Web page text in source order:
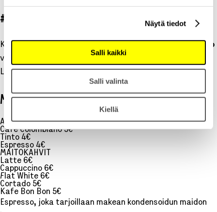
Näytä tiedot
Salli kaikki
Salli valinta
Kiellä
#SWEET
Kiertävästä pakettiautostaan tunnettu
KAFE Colombiano
valmistaa aitoa kahvia kolumbialaisella tavalla.
La magia de compartir – jakamisen taika.
MENU
AITO KOLUMBIALAINEN KAHVI
Café Colombiano 5€
Tinto 4€
Espresso 4€
MAITOKAHVIT
Latte 6€
Cappuccino 6€
Flat White 6€
Cortado 5€
Kafe Bon Bon 5€
Espresso, joka tarjoillaan makean kondensoidun maidon